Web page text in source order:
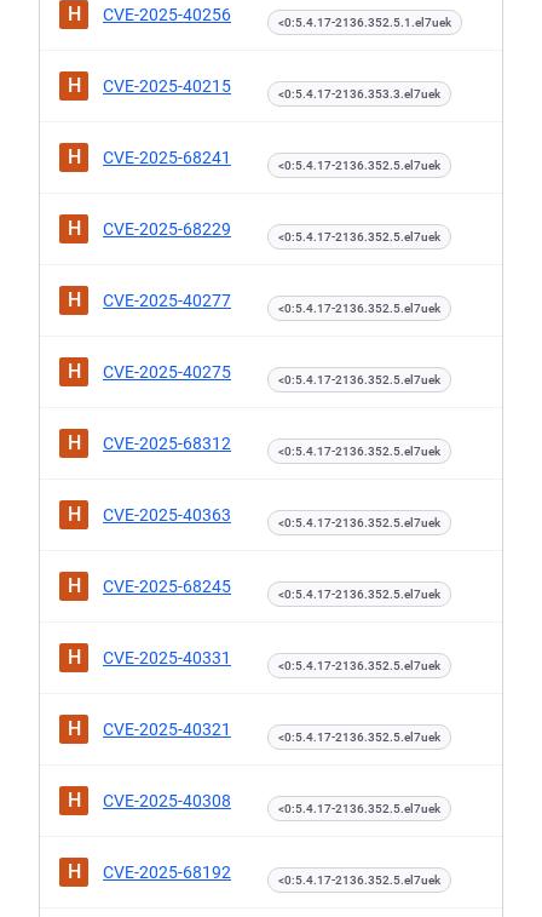
H CVE-2025-40256 <0:5.4.17-2136.352.5.1.el7uek
H CVE-2025-40215 <0:5.4.17-2136.353.3.el7uek
H CVE-2025-68241 <0:5.4.17-2136.352.5.el7uek
H CVE-2025-68229 <0:5.4.17-2136.352.5.el7uek
H CVE-2025-40277 <0:5.4.17-2136.352.5.el7uek
H CVE-2025-40275 <0:5.4.17-2136.352.5.el7uek
H CVE-2025-68312 <0:5.4.17-2136.352.5.el7uek
H CVE-2025-40363 <0:5.4.17-2136.352.5.el7uek
H CVE-2025-68245 <0:5.4.17-2136.352.5.el7uek
H CVE-2025-40331 <0:5.4.17-2136.352.5.el7uek
H CVE-2025-40321 <0:5.4.17-2136.352.5.el7uek
H CVE-2025-40308 <0:5.4.17-2136.352.5.el7uek
H CVE-2025-68192 <0:5.4.17-2136.352.5.el7uek